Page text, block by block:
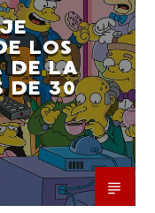
LOS
DE LA
DE 30